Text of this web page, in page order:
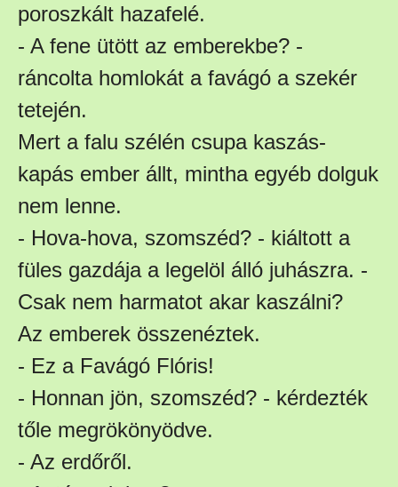
poroszkált hazafelé.
- A fene ütött az emberekbe? -
ráncolta homlokát a favágó a szekér
tetején.
Mert a falu szélén csupa kaszás-
kapás ember állt, mintha egyéb dolguk
nem lenne.
- Hova-hova, szomszéd? - kiáltott a
füles gazdája a legelöl álló juhászra. -
Csak nem harmatot akar kaszálni?
Az emberek összenéztek.
- Ez a Favágó Flóris!
- Honnan jön, szomszéd? - kérdezték
tőle megrökönyödve.
- Az erdőről.